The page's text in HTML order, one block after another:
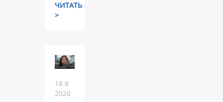
ЧИТАТЬ
>
18 8
2020